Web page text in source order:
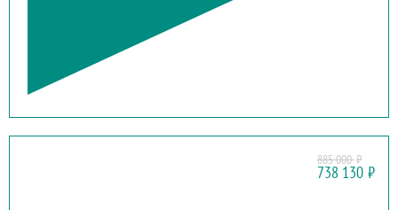
885 000₽
738 130 ₽